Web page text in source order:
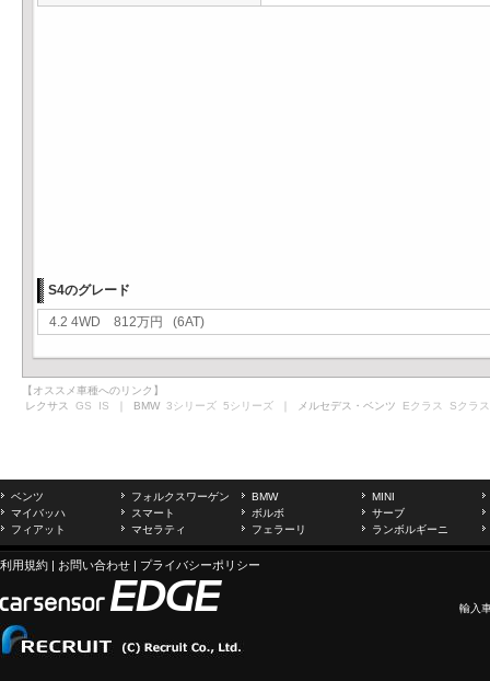
S4のグレード
4.2 4WD 812万円 (6AT)
【オススメ車種へのリンク】
レクサス GS IS ｜ BMW 3シリーズ 5シリーズ ｜ メルセデス・ベンツ Eクラス Sクラス
ベンツ フォルクスワーゲン BMW
MINI
マイバッハ
スマート ボルボ
サーブ
フィアット
マセラティ フェラーリ ランボルギーニ
利用規約 | お問い合わせ | プライバシーポリシー
輸入